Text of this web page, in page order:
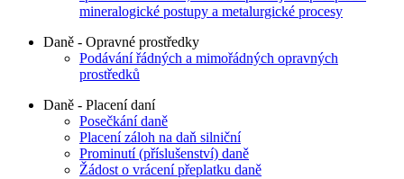
mineralogické postupy a metalurgické procesy
Daně - Opravné prostředky
Podávání řádných a mimořádných opravných
prostředků
Daně - Placení daní
Posečkání daně
Placení záloh na daň silniční
Prominutí (příslušenství) daně
Žádost o vrácení přeplatku daně